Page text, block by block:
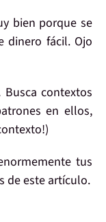
bien porque se
dinero fácil. Ojo
Busca contextos
en ellos,
tus
de este artículo.